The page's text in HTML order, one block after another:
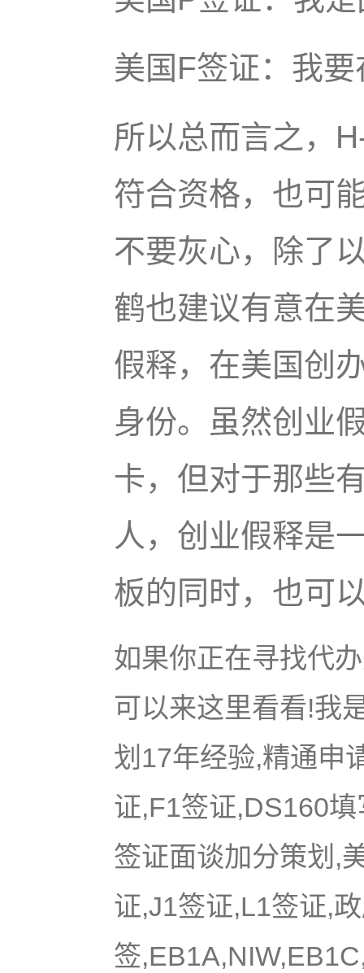
美国F签证：我
所以总而言之，
符合资格，也可
不要灰心，除了
鹤也建议有意在
假释，在美国创
身份。虽然创业
卡，但对于那些
人，创业假释是
板的同时，也可
如果你正在寻找代
可以来这里看看!我
划17年经验,精通申
证,F1签证,DS160
签证面谈加分策划,
证,J1签证,L1签证,
签